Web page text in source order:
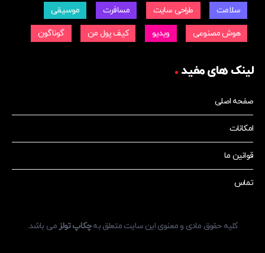
سلامت طراحی سایت مسافرت موسیقی
هوش مصنوعی ویدیو کیف پول من گوناگون
لینک های مفید
صفحه اصلی
امکانات
قوانین ما
تماس
کلیه حقوق مادی و معنوی این سایت متعلق بهچکاپ تولزمی باشد.